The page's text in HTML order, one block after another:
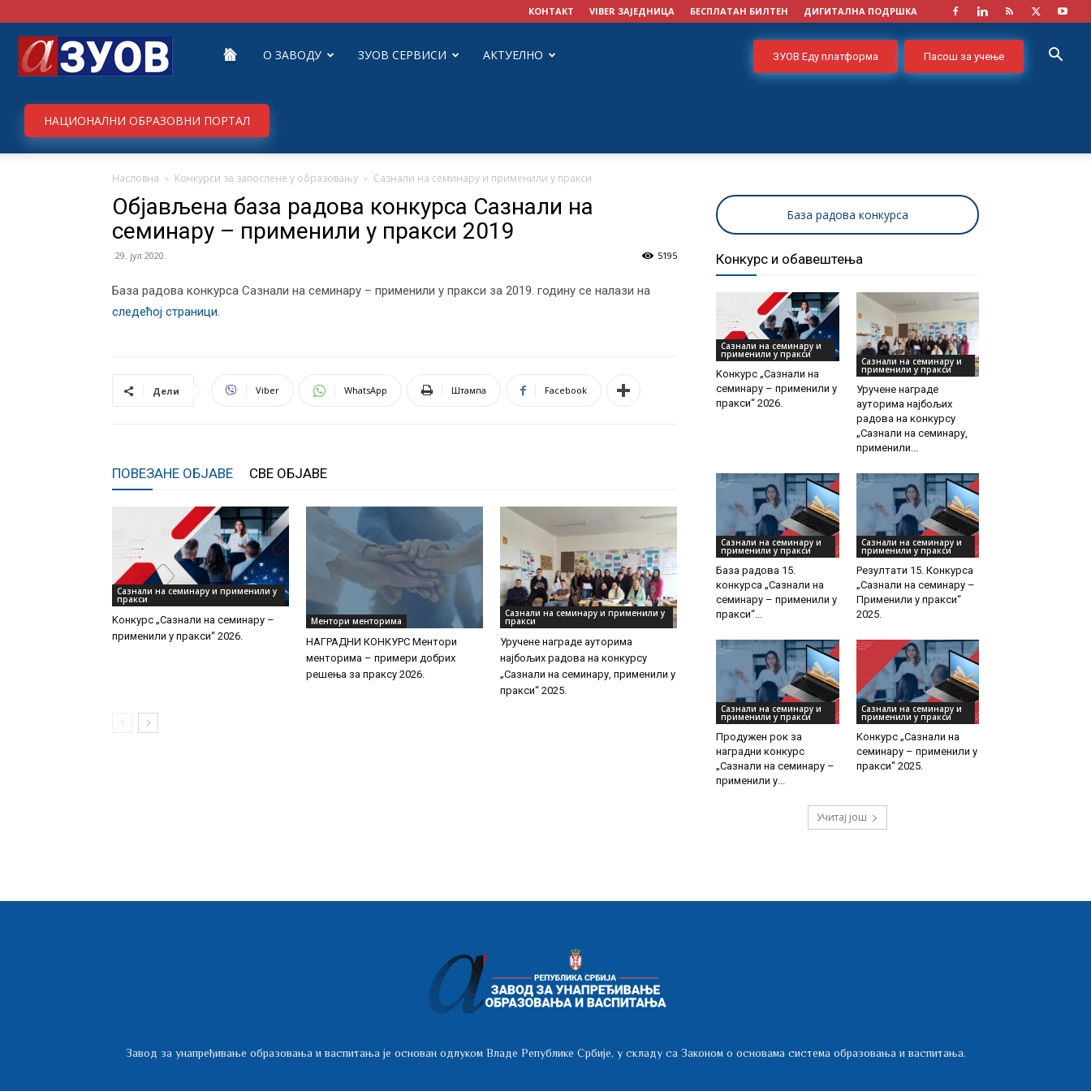
КОНТАКТ VIBER ЗАЈЕДНИЦА БЕСПЛАТАН БИЛТЕН ДИГИТАЛНА ПОДРШКА
ЗУОВ Еду платформа Пасош за учење
за
унапређивање
образовања
и
О ЗАВОДУ ЗУОВ СЕРВИСИ АКТУЕЛНО
НАЦИОНАЛНИ ОБРАЗОВНИ ПОРТАЛ
Насловна Конкурси за запослене у образовању Сазнали на семинару и применили у пракси
Објављена база радова конкурса Сазнали на
семинару – применили у пракси 2019
29. јул 2020. 5195
База радова конкурса Сазнали на семинару – применили у пракси за 2019. годину се налази на
следећој страници.
Дели Viber WhatsApp Штампа Facebook
ПОВЕЗАНЕ ОБЈАВЕ СВЕ ОБЈАВЕ
Сазнали на семинару и применили у
пракси
Kонкурс „Сазнали на семинару –
применили у пракси“ 2026.
Ментори менторима
НАГРАДНИ КОНКУРС Ментори
менторима – примери добрих
решења за праксу 2026.
Сазнали на семинару и применили у
пракси
Уручeне награде ауторима
најбољих радова на конкурсу
„Сазнали на семинару, применили у
пракси“ 2025.
База радова конкурса
Конкурс и обавештења
Сазнали на семинару и
применили у пракси
Kонкурс „Сазнали на
семинару – применили у
пракси“ 2026.
Сазнали на семинару и
применили у пракси
Уручeне награде
ауторима најбољих
радова на конкурсу
„Сазнали на семинару,
применили...
Сазнали на семинару и
применили у пракси
База радова 15.
конкурса „Сазнали на
семинару – применили у
пракси“...
Сазнали на семинару и
применили у пракси
Резултати 15. Конкурса
„Сазнали на семинару –
Применили у пракси“
2025.
Сазнали на семинару и
применили у пракси
Продужен рок за
наградни конкурс
„Сазнали на семинару –
применили у...
Сазнали на семинару и
применили у пракси
Kонкурс „Сазнали на
семинару – применили у
пракси“ 2025.
Учитај још
Завод за унапређивање образовања и васпитања је основан одлуком Владе Републике Србије, у складу са Законом о основама система образовања и васпитања.